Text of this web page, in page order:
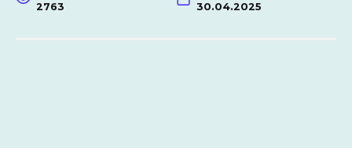
2763 30.04.2025